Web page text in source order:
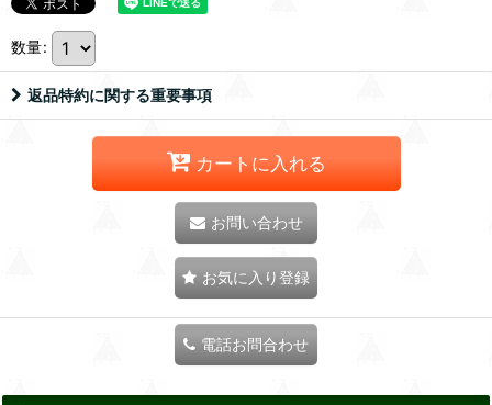
数量:
返品特約に関する重要事項
カートに入れる
お問い合わせ
お気に入り登録
電話お問合わせ